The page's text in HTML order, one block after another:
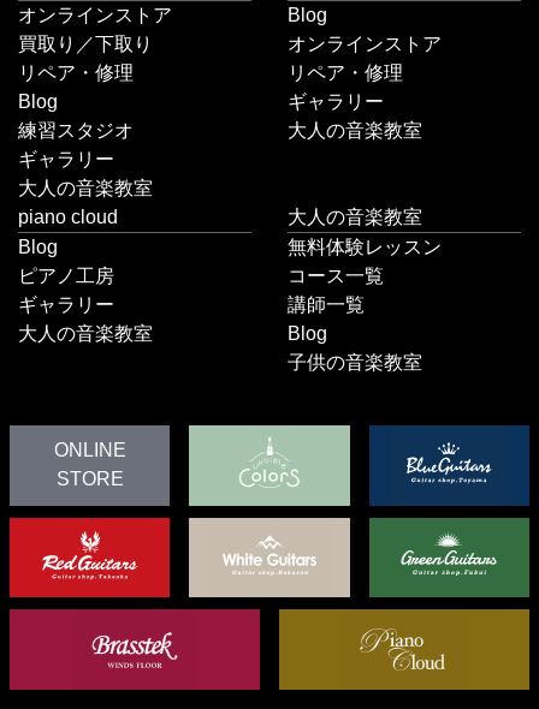
オンラインストア
買取り／下取り
リペア・修理
Blog
練習スタジオ
ギャラリー
大人の音楽教室
Blog
オンラインストア
リペア・修理
ギャラリー
大人の音楽教室
piano cloud
Blog
ピアノ工房
ギャラリー
大人の音楽教室
大人の音楽教室
無料体験レッスン
コース一覧
講師一覧
Blog
子供の音楽教室
ONLINE
STORE